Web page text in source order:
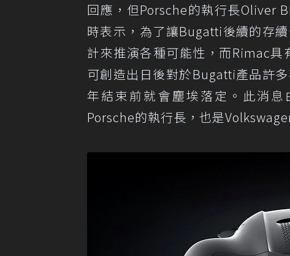
回應，但Porsche的執行長Oliver
時表示，為了讓Bugatti後續的存
計來推演各種可能性，而Rimac具
可創造出日後對於Bugatti產品許
年結束前就會塵埃落定。此消
Porsche的執行長，也是